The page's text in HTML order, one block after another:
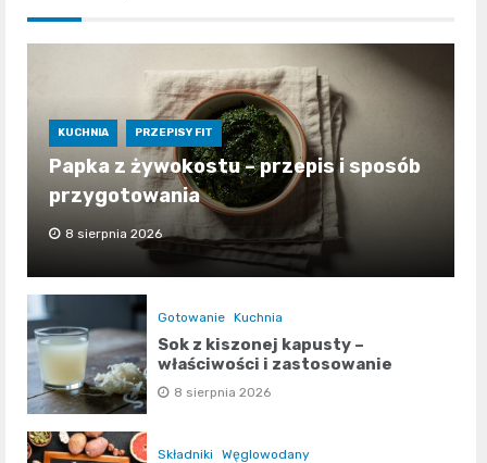
KUCHNIA PRZEPISY FIT
Papka z żywokostu – przepis i sposób
przygotowania
8 sierpnia 2026
Gotowanie Kuchnia
Sok z kiszonej kapusty –
właściwości i zastosowanie
8 sierpnia 2026
Składniki Węglowodany